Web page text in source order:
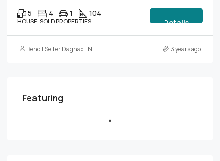
5 4 1 104
HOUSE, SOLD PROPERTIES Details
Benoit Sellier Dagnac EN 3 years ago
Featuring